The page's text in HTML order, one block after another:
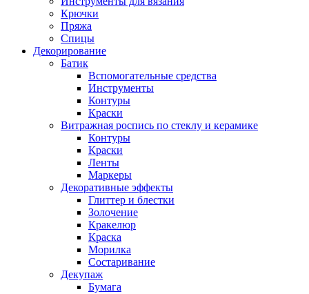
Крючки
Пряжа
Спицы
Декорирование
Батик
Вспомогательные средства
Инструменты
Контуры
Краски
Витражная роспись по стеклу и керамике
Контуры
Краски
Ленты
Маркеры
Декоративные эффекты
Глиттер и блестки
Золочение
Кракелюр
Краска
Морилка
Состаривание
Декупаж
Бумага